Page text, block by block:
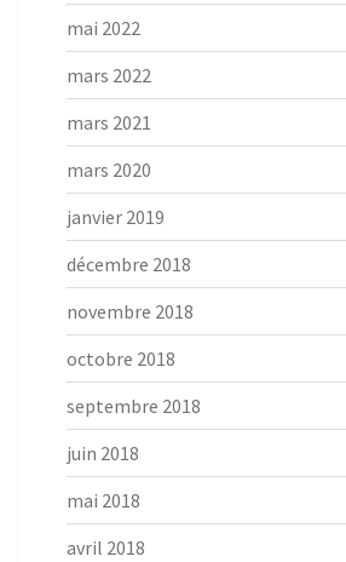
mai 2022
mars 2022
mars 2021
mars 2020
janvier 2019
décembre 2018
novembre 2018
octobre 2018
septembre 2018
juin 2018
mai 2018
avril 2018